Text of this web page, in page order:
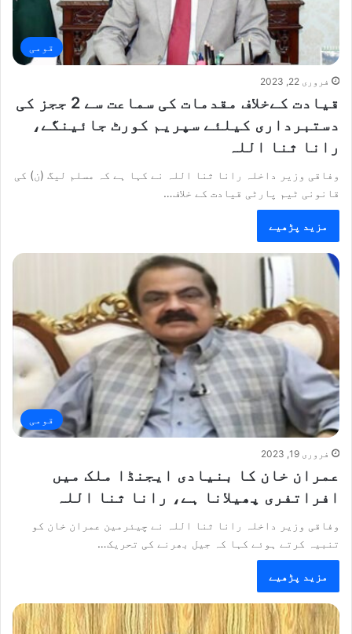
قومی
فروری 22, 2023
قیادت کےخلاف مقدمات کی سماعت سے 2 ججز کی
دستبرداری کیلئے سپریم کورٹ جائینگے،
رانا ثنا اللہ
وفاقی وزیر داخلہ رانا ثنا اللہ نے کہا ہے کہ مسلم لیگ (ن) کی
قانونی ٹیم پارٹی قیادت کے خلاف…
مزید پڑھیے
قومی
فروری 19, 2023
عمران خان کا بنیادی ایجنڈا ملک میں
افراتفری پھیلانا ہے، رانا ثنا اللہ
وفاقی وزیر داخلہ رانا ثنا اللہ نے چیئرمین عمران خان کو
تنبیہ کرتے ہوئے کہا کہ جیل بھرنے کی تحریک…
مزید پڑھیے